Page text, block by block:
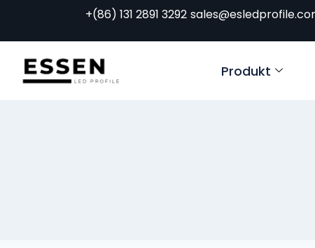
+(86) 131 2891 3292
Produkt